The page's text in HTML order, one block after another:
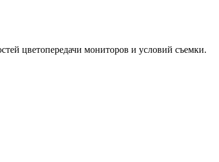
цветопередачи мониторов и условий съемки.